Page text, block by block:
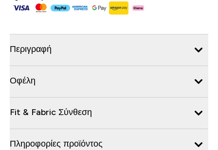
Περιγραφή
Οφέλη
Fit & Fabric Σύνθεση
Πληροφορίες προϊόντος